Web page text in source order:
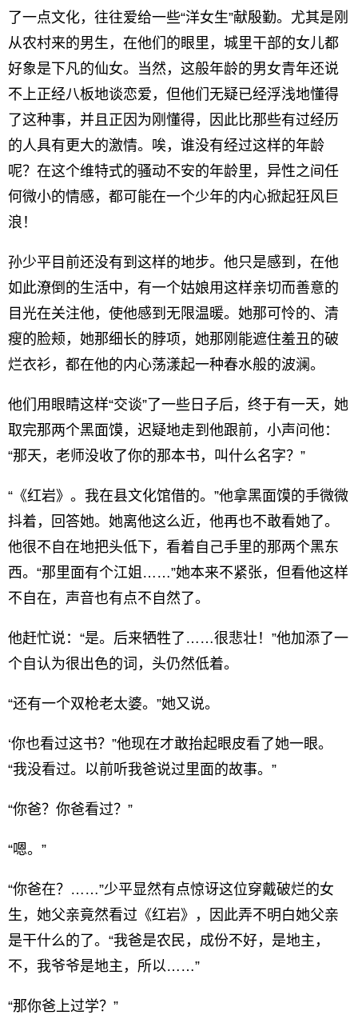
了一点文化，往往爱给一些“洋女生”献殷勤。尤其是刚
从农村来的男生，在他们的眼里，城里干部的女儿都
好象是下凡的仙女。当然，这般年龄的男女青年还说
不上正经八板地谈恋爱，但他们无疑已经浮浅地懂得
了这种事，并且正因为刚懂得，因此比那些有过经历
的人具有更大的激情。唉，谁没有经过这样的年龄
呢？在这个维特式的骚动不安的年龄里，异性之间任
何微小的情感，都可能在一个少年的内心掀起狂风巨
浪！
孙少平目前还没有到这样的地步。他只是感到，在他
如此潦倒的生活中，有一个姑娘用这样亲切而善意的
目光在关注他，使他感到无限温暖。她那可怜的、清
瘦的脸颊，她那细长的脖项，她那刚能遮住羞丑的破
烂衣衫，都在他的内心荡漾起一种春水般的波澜。
他们用眼睛这样“交谈”了一些日子后，终于有一天，她
取完那两个黑面馍，迟疑地走到他跟前，小声问他：
“那天，老师没收了你的那本书，叫什么名字？”
“《红岩》。我在县文化馆借的。”他拿黑面馍的手微微
抖着，回答她。她离他这么近，他再也不敢看她了。
他很不自在地把头低下，看着自己手里的那两个黑东
西。“那里面有个江姐……”她本来不紧张，但看他这样
不自在，声音也有点不自然了。
他赶忙说：“是。后来牺牲了……很悲壮！”他加添了一
个自认为很出色的词，头仍然低着。
“还有一个双枪老太婆。”她又说。
‘你也看过这书？”他现在才敢抬起眼皮看了她一眼。
“我没看过。以前听我爸说过里面的故事。”
“你爸？你爸看过？”
“嗯。”
“你爸在？……”少平显然有点惊讶这位穿戴破烂的女
生，她父亲竟然看过《红岩》，因此弄不明白她父亲
是干什么的了。“我爸是农民，成份不好，是地主，
不，我爷爷是地主，所以……”
“那你爸上过学？”